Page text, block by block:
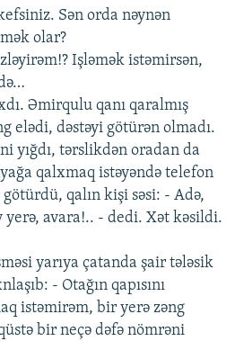
Sən orda nəynən
olar?
Işləmək istəmirsən,
Əmirqulu qanı qaralmış
elədi, dəstəyi götürən olmadı.
yığdı, tərslikdən oradan da
qalxmaq istəyəndə telefon
qalın kişi səsi: - Adə,
yerə, avara!.. - dedi. Xət kəsildi.
yarıya çatanda şair tələsik
- Otağın qapısını
istəmirəm, bir yerə zəng
bir neçə dəfə nömrəni